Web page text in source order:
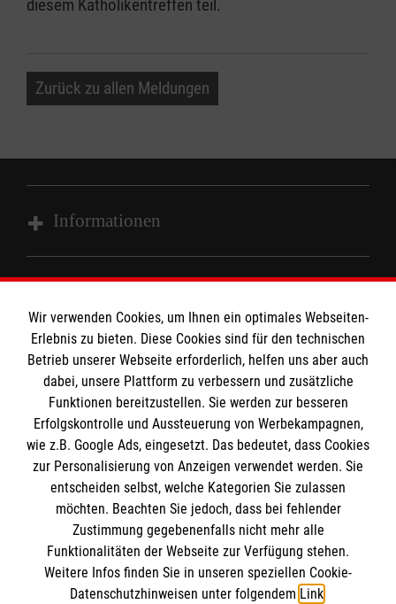
diesem Katholikentreffen teil.
Zurück zu allen Meldungen
Informationen
Impressum
Datenschutz
Barrierefreiheit
Kontakt
Presse
Den Beauftragten für Medizinproduktesicherheit
im Malteser Rettungsdienst und den
Einsatzdiensten der Malteser können Sie unter
gmb_mpg@malteser.org
kontaktieren.
Die Malteser
Malteserorden
Malteser Jugend
Malteser International
Malteser Intern
Spendenkonto
Empfänger: Malteser Hilfsdienst e.V.
Pax-Bank für Kirche und Caritas eG
So finden Sie uns
Wir verwenden Cookies, um Ihnen ein optimales Webseiten-
Erlebnis zu bieten. Diese Cookies sind für den technischen
Betrieb unserer Webseite erforderlich, helfen uns aber auch
dabei, unsere Plattform zu verbessern und zusätzliche
Funktionen bereitzustellen. Sie werden zur besseren
Erfolgskontrolle und Aussteuerung von Werbekampagnen,
wie z.B. Google Ads, eingesetzt. Das bedeutet, dass Cookies
zur Personalisierung von Anzeigen verwendet werden. Sie
entscheiden selbst, welche Kategorien Sie zulassen
möchten. Beachten Sie jedoch, dass bei fehlender
Zustimmung gegebenenfalls nicht mehr alle
Funktionalitäten der Webseite zur Verfügung stehen.
Weitere Infos finden Sie in unseren speziellen Cookie-
Datenschutzhinweisen unter folgendem Link.